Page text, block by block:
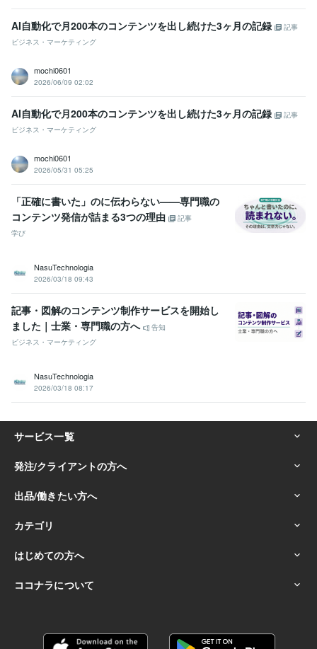
AI自動化で月200本のコンテンツを出し続けた3ヶ月の記録
記事
ビジネス・マーケティング
mochi0601
2026/06/09 02:02
AI自動化で月200本のコンテンツを出し続けた3ヶ月の記録
記事
ビジネス・マーケティング
mochi0601
2026/05/31 05:25
「正確に書いた」のに伝わらない——専門職の
コンテンツ発信が詰まる3つの理由
記事
学び
NasuTechnologia
2026/03/18 09:43
記事・図解のコンテンツ制作サービスを開始し
ました｜士業・専門職の方へ
告知
ビジネス・マーケティング
NasuTechnologia
2026/03/18 08:17